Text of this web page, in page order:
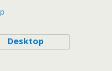
Desktop